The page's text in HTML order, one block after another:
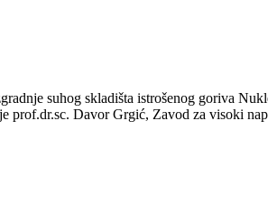
suhog skladišta istrošenog goriva
prof.dr.sc. Davor Grgić, Zavod za visoki